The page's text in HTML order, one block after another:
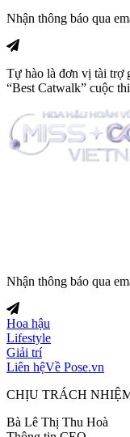
Nhận thông báo qua
Tự hào là đơn vị tài trợ
“Best Catwalk” cuộc thi
Nhận thông báo qua
Hoa hậu
Lifestyle
Giải trí
Liên hệVề Pose.vn
CHỊU TRÁCH
Bà Lê Thị Thu Hoà